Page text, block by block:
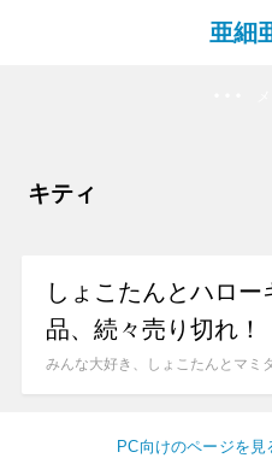
亜細
キティ
しょこたんとハロ
品、続々売り切れ！
みんな大好き、しょこたんとマミ
PC向けのページを見